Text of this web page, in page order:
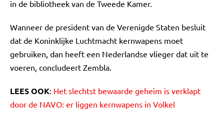
in de bibliotheek van de Tweede Kamer.
Wanneer de president van de Verenigde Staten besluit
dat de Koninklijke Luchtmacht kernwapens moet
gebruiken, dan heeft een Nederlandse vlieger dat uit te
voeren, concludeert Zembla.
LEES OOK: Het slechtst bewaarde geheim is verklapt
door de NAVO: er liggen kernwapens in Volkel